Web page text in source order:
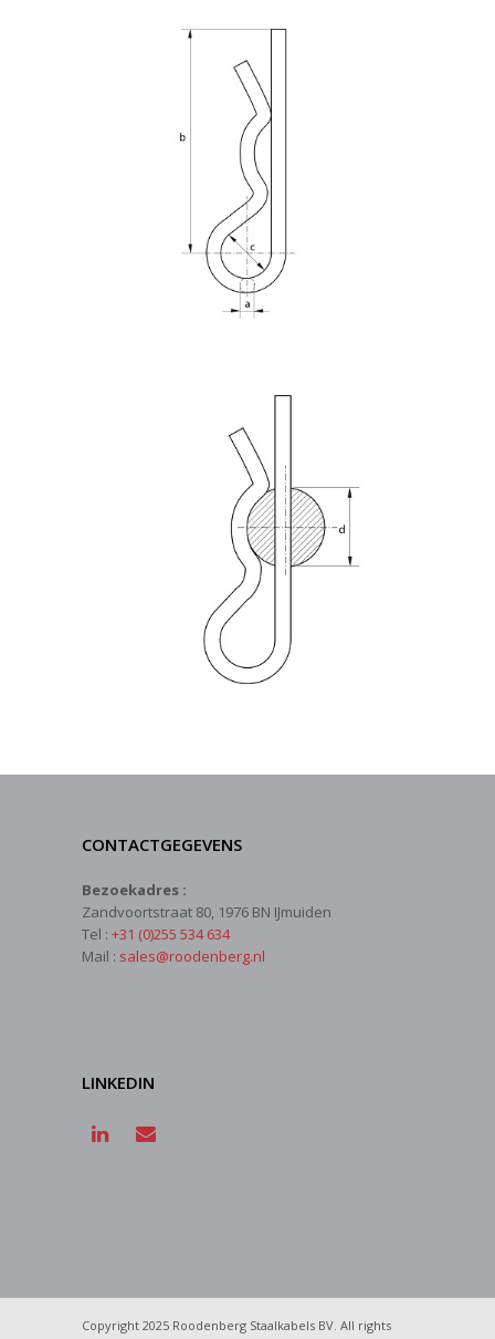
CONTACTGEGEVENS
Bezoekadres :
Zandvoortstraat 80, 1976 BN IJmuiden
Tel : +31 (0)255 534 634
Mail : sales@roodenberg.nl
LINKEDIN
Copyright 2025 Roodenberg Staalkabels BV. All rights